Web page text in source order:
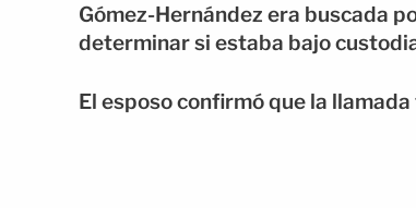
Gómez-Hernández era buscada
determinar si estaba bajo
El esposo confirmó que la